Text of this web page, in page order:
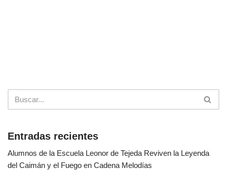
Entradas recientes
Alumnos de la Escuela Leonor de Tejeda Reviven la Leyenda
del Caimán y el Fuego en Cadena Melodías